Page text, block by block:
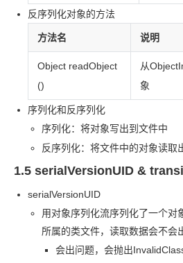
反序列化对象的方法
方法名 说明
Object readObject
()
从
象
序列化和反序列化
序列化：将对象写出到文件中
反序列化：将文件中的对象读取
1.5 serialVersionUID &
serialVersionUID
用对象序列化流序列化了一个对
所属的类文件，读取数据会不会
会出问题，会抛出